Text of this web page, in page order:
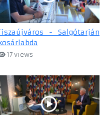
- Salgótarján
kosárlabda
17 views